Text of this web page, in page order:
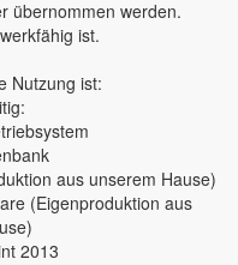
übernommen werden.
ist.
Nutzung ist:
aus unserem Hause)
(Eigenproduktion aus
2013